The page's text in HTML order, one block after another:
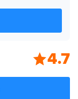
4.7